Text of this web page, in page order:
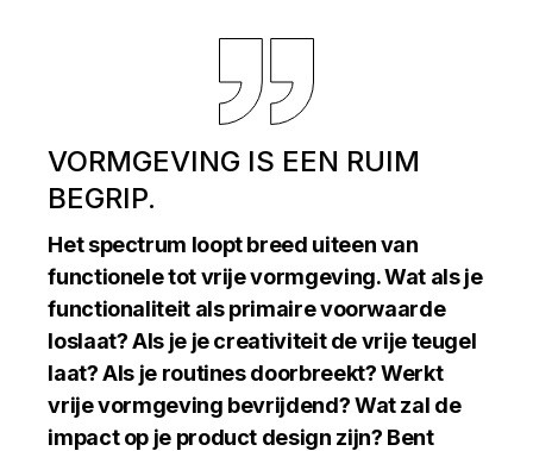
VORMGEVING IS EEN RUIM
BEGRIP.
Het spectrum loopt breed uiteen van
functionele tot vrije vormgeving. Wat als je
functionaliteit als primaire voorwaarde
loslaat? Als je je creativiteit de vrije teugel
laat? Als je routines doorbreekt? Werkt
vrije vormgeving bevrijdend? Wat zal de
impact op je product design zijn? Bent